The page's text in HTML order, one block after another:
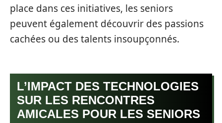
place dans ces initiatives, les seniors
peuvent également découvrir des passions
cachées ou des talents insoupçonnés.
L’IMPACT DES TECHNOLOGIES
SUR LES RENCONTRES
AMICALES POUR LES SENIORS